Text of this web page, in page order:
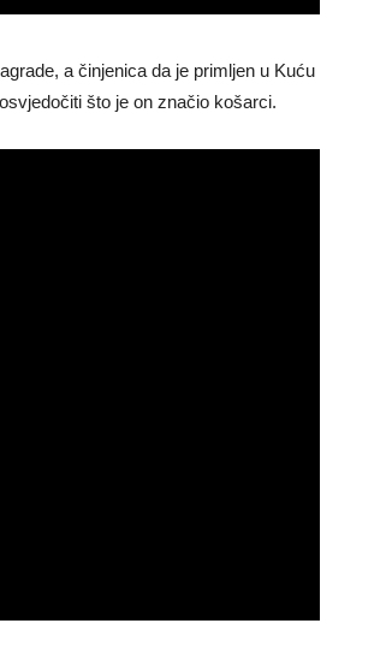
a činjenica da je primljen u Kuću
što je on značio košarci.